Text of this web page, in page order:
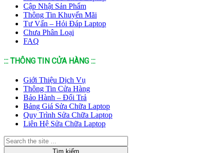
Cập Nhật Sản Phẩm
Thông Tin Khuyến Mãi
Tư Vấn – Hỏi Đáp Laptop
Chưa Phân Loại
FAQ
::: THÔNG TIN CỬA HÀNG :::
Giới Thiệu Dịch Vụ
Thông Tin Cửa Hàng
Bảo Hành – Đổi Trả
Bảng Giá Sửa Chữa Laptop
Quy Trình Sửa Chữa Laptop
Liên Hệ Sửa Chữa Laptop